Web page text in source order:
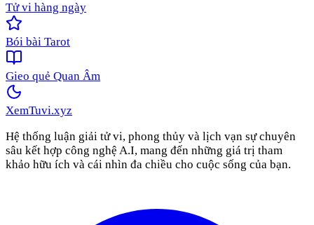
Tử vi hàng ngày
Bói bài Tarot
Gieo quẻ Quan Âm
XemTuvi.xyz
Hệ thống luận giải tử vi, phong thủy và lịch vạn sự chuyên
sâu kết hợp công nghệ A.I, mang đến những giá trị tham
khảo hữu ích và cái nhìn đa chiều cho cuộc sống của bạn.